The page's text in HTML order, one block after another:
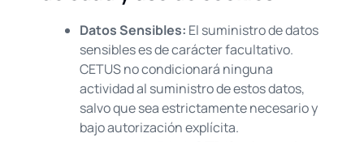
Datos Sensibles: El suministro de datos
sensibles es de carácter facultativo.
CETUS no condicionará ninguna
actividad al suministro de estos datos,
salvo que sea estrictamente necesario y
bajo autorización explícita.